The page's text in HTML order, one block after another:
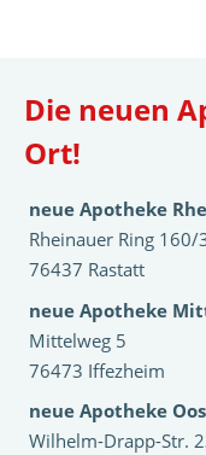
Die neuen
Ort!
neue Apotheke
Rheinauer Ring 160/
76437 Rastatt
neue Apotheke
Mittelweg 5
76473 Iffezheim
neue Apotheke Oos
Wilhelm-Drapp-Str.